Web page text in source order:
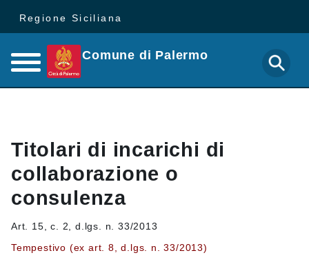
Regione Siciliana
Comune di Palermo
Titolari di incarichi di
collaborazione o
consulenza
Art. 15, c. 2, d.lgs. n. 33/2013
Tempestivo (ex art. 8, d.lgs. n. 33/2013)